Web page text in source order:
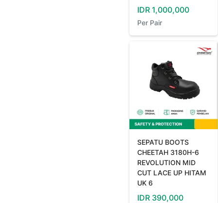
IDR 1,000,000
Per Pair
SEPATU BOOTS
CHEETAH 3180H-6
REVOLUTION MID
CUT LACE UP HITAM
UK 6
IDR 390,000